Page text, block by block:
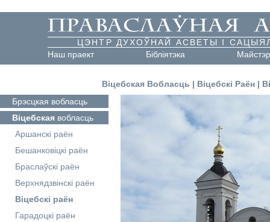
ЦЭНТР ДУХОЎНАЙ АСВЕТЫ І
Наш праект
Бібліятэка
Віцебская Вобласць | Віцебскі Раён|
Брэсцкая вобласць
Віцебская вобласць
Аршанскі раён
Бешанковіцкі раён
Браслаўскі раён
Верхнядзвінскі раён
Віцебскі раён
Гарадоцкі раён